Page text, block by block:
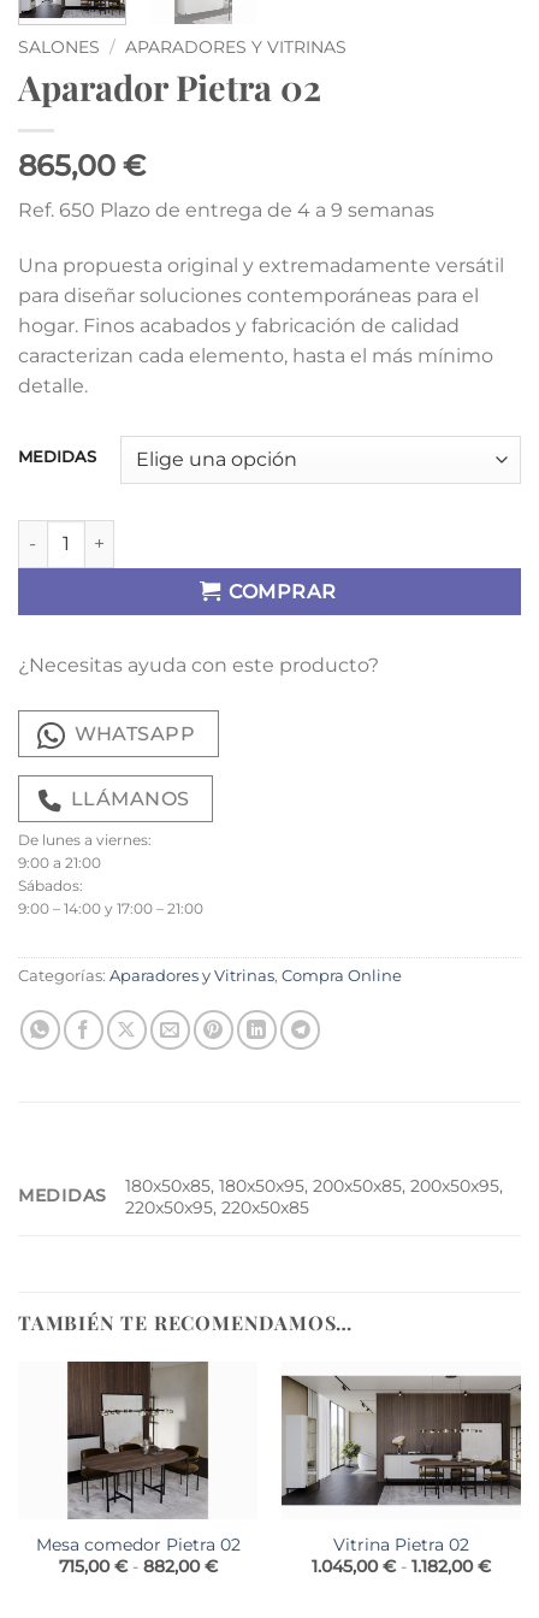
SALONES / APARADORES Y VITRINAS
Aparador Pietra 02
865,00 €
Ref. 650 Plazo de entrega de 4 a 9 semanas
Una propuesta original y extremadamente versátil
para diseñar soluciones contemporáneas para el
hogar. Finos acabados y fabricación de calidad
caracterizan cada elemento, hasta el más mínimo
detalle.
MEDIDAS
Aparador Pietra 02 cantidad
COMPRAR
¿Necesitas ayuda con este producto?
WHATSAPP
LLÁMANOS
De lunes a viernes:
9:00 a 21:00
Sábados:
9:00 – 14:00 y 17:00 – 21:00
Categorías: Aparadores y Vitrinas, Compra Online
MEDIDAS
180x50x85, 180x50x95, 200x50x85, 200x50x95,
220x50x95, 220x50x85
TAMBIÉN TE RECOMENDAMOS…
Mesa comedor Pietra 02
715,00€ - 882,00€Rango
Vitrina Pietra 02
1.045,00€ - 1.182,00€